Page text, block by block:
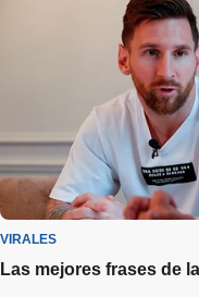
VIRALES
Las mejores frases de